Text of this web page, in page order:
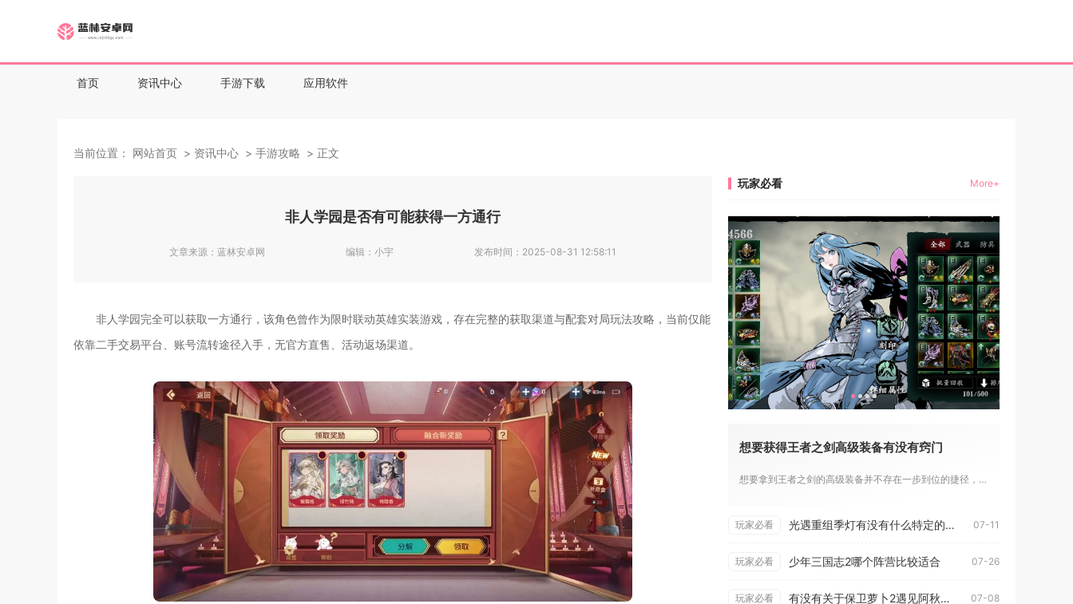
首页 资讯中心 手游下载 应用软件
当前位置： 网站首页 资讯中心 手游攻略 正文
非人学园是否有可能获得一方通行
文章来源： 蓝林安卓网 编辑： 小宇 发布时间： 2025-08-31 12:58:11
非人学园完全可以获取一方通行，该角色曾作为限时联动英雄实装游戏，存在完整的获取渠道与配套对局玩法攻略，当前仅能
依靠二手交易平台、账号流转途径入手，无官方直售、活动返场渠道。
玩家必看 More+
想要获得王者之剑高级装备有没有窍门
想要拿到王者之剑的高级装备并不存在一步到位的捷径，核心窍门在...
玩家必看 光遇重组季灯有没有什么特定的获取途径 07-11
玩家必看 少年三国志2哪个阵营比较适合 07-26
玩家必看 有没有关于保卫萝卜2遇见阿秋q10的攻略 07-08